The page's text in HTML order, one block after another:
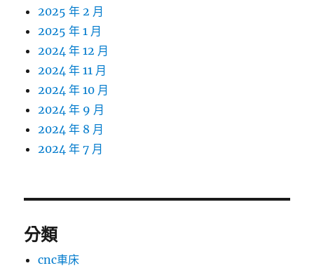
2025 年 2 月
2025 年 1 月
2024 年 12 月
2024 年 11 月
2024 年 10 月
2024 年 9 月
2024 年 8 月
2024 年 7 月
分類
cnc車床